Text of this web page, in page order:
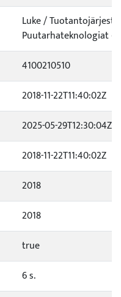
Luke /
Puutarhateknologiat
4100210510
2018-11-22T11:40:02Z
2025-05-29T12:30:04Z
2018-11-22T11:40:02Z
2018
2018
true
6 s.